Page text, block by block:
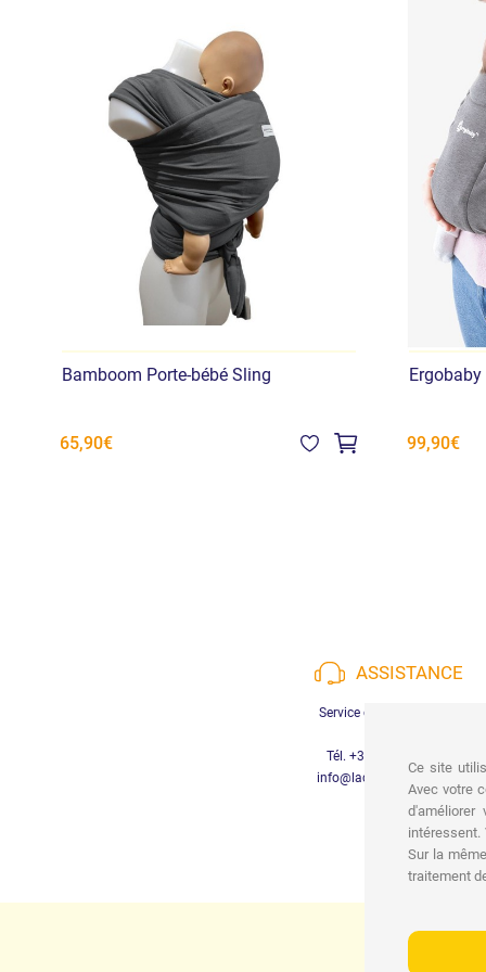
Bamboom Porte-bébé Sling
65,90€ 99,90€
ASSISTANCE
Service client disponible
Tél. +39 3452280233
info@lachiocciolababy.it
Ce site
Avec votre
d'améliorer
Sur la
traitement